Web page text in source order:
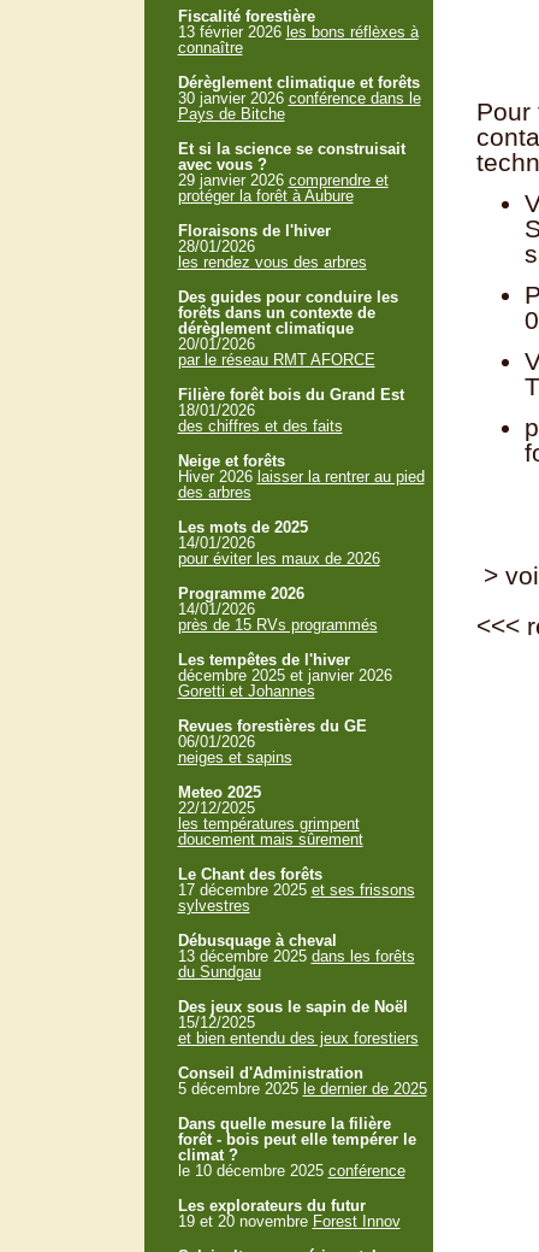
Pour
>
<<<
Fiscalité forestière
13 février 2026 les bons réflèxes à
connaître
Dérèglement climatique et forêts
30 janvier 2026 conférence dans le
Pays de Bitche
Et si la science se construisait
avec vous ?
29 janvier 2026 comprendre et
protéger la forêt à Aubure
Floraisons de l'hiver
28/01/2026
les rendez vous des arbres
Des guides pour conduire les
forêts dans un contexte de
dérèglement climatique
20/01/2026
par le réseau RMT AFORCE
Filière forêt bois du Grand Est
18/01/2026
des chiffres et des faits
Neige et forêts
Hiver 2026 laisser la rentrer au pied
des arbres
Les mots de 2025
14/01/2026
pour éviter les maux de 2026
Programme 2026
14/01/2026
près de 15 RVs programmés
Les tempêtes de l'hiver
décembre 2025 et janvier 2026
Goretti et Johannes
Revues forestières du GE
06/01/2026
neiges et sapins
Meteo 2025
22/12/2025
les températures grimpent
doucement mais sûrement
Le Chant des forêts
17 décembre 2025 et ses frissons
sylvestres
Débusquage à cheval
13 décembre 2025 dans les forêts
du Sundgau
Des jeux sous le sapin de Noël
15/12/2025
et bien entendu des jeux forestiers
Conseil d'Administration
5 décembre 2025 le dernier de 2025
Dans quelle mesure la filière
forêt - bois peut elle tempérer le
climat ?
le 10 décembre 2025 conférence
Les explorateurs du futur
19 et 20 novembre Forest Innov